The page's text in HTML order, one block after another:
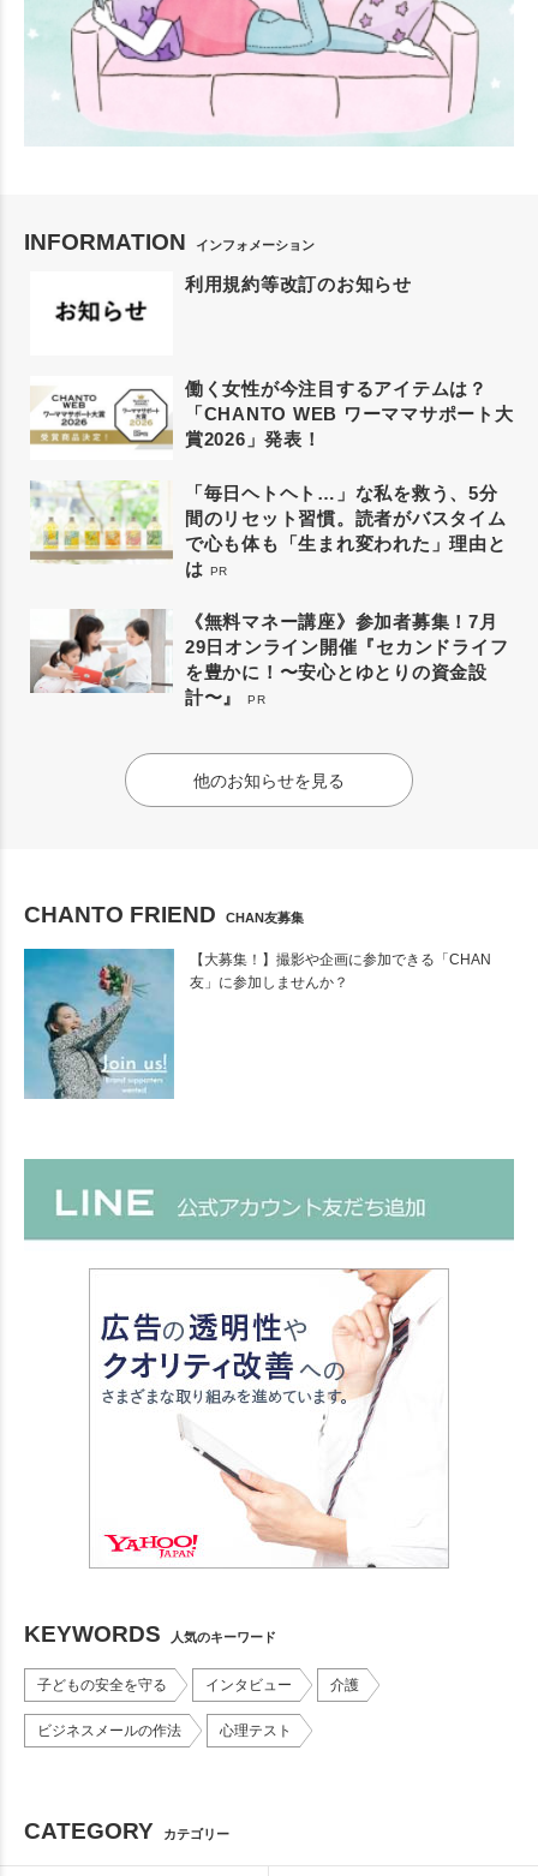
INFORMATION インフォメーション
利用規約等改訂のお知らせ
働く女性が今注目するアイテムは？
「CHANTO WEB ワーママサポート大
賞2026」発表！
「毎日ヘトヘト…」な私を救う、5分
間のリセット習慣。読者がバスタイム
で心も体も「生まれ変われた」理由と
は PR
《無料マネー講座》参加者募集！7月
29日オンライン開催『セカンドライフ
を豊かに！〜安心とゆとりの資金設
計〜』
PR
他のお知らせを見る
CHANTO FRIEND CHAN友募集
【大募集！】撮影や企画に参加できる「CHAN
友」に参加しませんか？
KEYWORDS 人気のキーワード
子どもの安全を守る インタビュー 介護
ビジネスメールの作法 心理テスト
CATEGORY カテゴリー